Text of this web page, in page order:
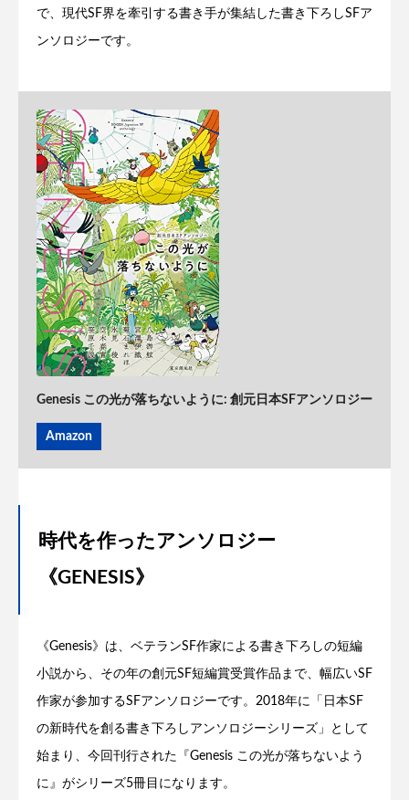
で、現代SF界を牽引する書き手が集結した書き下ろしSFア
ンソロジーです。
Genesis この光が落ちないように: 創元日本SFアンソロジー
Amazon
時代を作ったアンソロジー
《GENESIS》
《Genesis》は、ベテランSF作家による書き下ろしの短編
小説から、その年の創元SF短編賞受賞作品まで、幅広いSF
作家が参加するSFアンソロジーです。2018年に「日本SF
の新時代を創る書き下ろしアンソロジーシリーズ」として
始まり、今回刊行された『Genesis この光が落ちないよう
に』がシリーズ5冊目になります。